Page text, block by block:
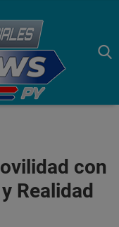
con
Realidad